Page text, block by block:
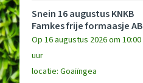
Snein 16 augustus KNKB
Famkes frije formaasje AB
Op 16 augustus 2026 om 10:00
uur
locatie: Goaiïngea